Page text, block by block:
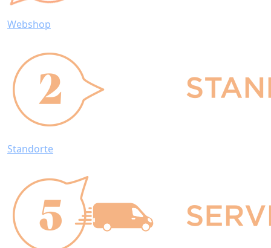
Webshop
Standorte